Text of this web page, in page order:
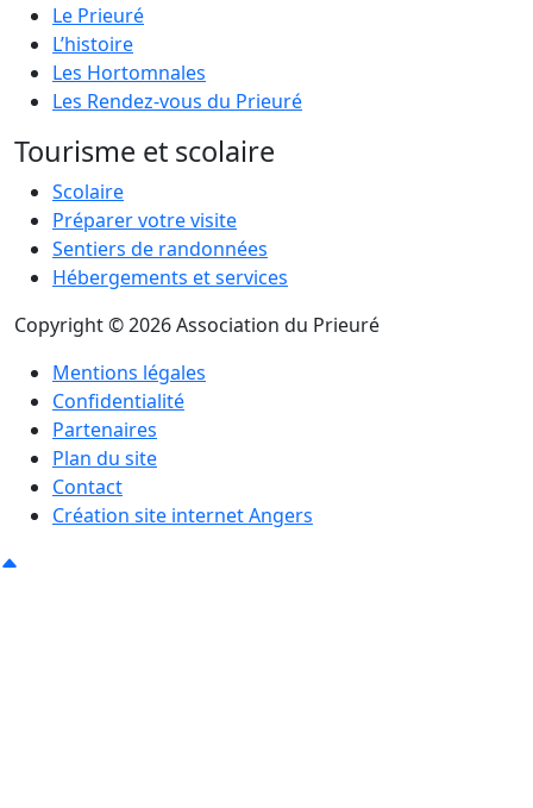
Le Prieuré
L’histoire
Les Hortomnales
Les Rendez-vous du Prieuré
Tourisme et scolaire
Scolaire
Préparer votre visite
Sentiers de randonnées
Hébergements et services
Copyright © 2026 Association du Prieuré
Mentions légales
Confidentialité
Partenaires
Plan du site
Contact
Création site internet Angers